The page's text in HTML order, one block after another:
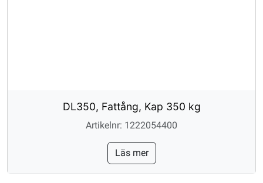
DL350, Fattång, Kap 350 kg
Artikelnr: 1222054400
Läs mer